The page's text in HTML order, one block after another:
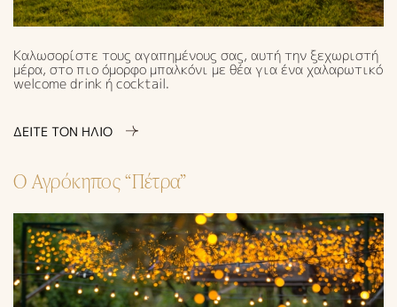
Καλωσορίστε τους αγαπημένους σας, αυτή την ξεχωριστή
μέρα, στο πιο όμορφο μπαλκόνι με θέα για ένα χαλαρωτικό
welcome drink ή cocktail.
ΔΕΙΤΕ ΤΟΝ ΗΛΙΟ
Ο Αγρόκηπος “Πέτρα”